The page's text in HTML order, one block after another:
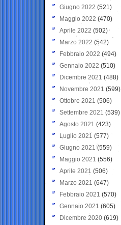
Giugno 2022 (521)
Maggio 2022 (470)
Aprile 2022 (502)
Marzo 2022 (542)
Febbraio 2022 (494)
Gennaio 2022 (510)
Dicembre 2021 (488)
Novembre 2021 (599)
Ottobre 2021 (506)
Settembre 2021 (539)
Agosto 2021 (423)
Luglio 2021 (577)
Giugno 2021(559)
Maggio 2021 (556)
Aprile 2021 (506)
Marzo 2021 (647)
Febbraio 2021 (570)
Gennaio 2021 (605)
Dicembre 2020 (619)